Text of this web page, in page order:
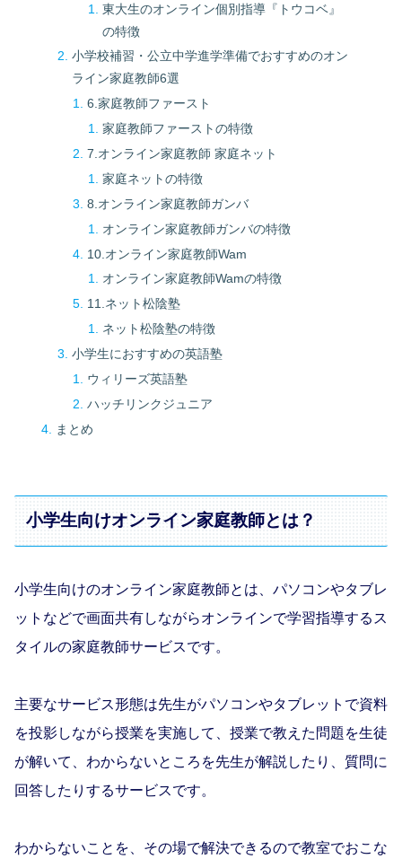
東大生のオンライン個別指導『トウコベ』
の特徴
小学校補習・公立中学進学準備でおすすめのオン
ライン家庭教師6選
6.家庭教師ファースト
家庭教師ファーストの特徴
7.オンライン家庭教師 家庭ネット
家庭ネットの特徴
8.オンライン家庭教師ガンバ
オンライン家庭教師ガンバの特徴
10.オンライン家庭教師Wam
オンライン家庭教師Wamの特徴
11.ネット松陰塾
ネット松陰塾の特徴
小学生におすすめの英語塾
ウィリーズ英語塾
ハッチリンクジュニア
まとめ
小学生向けオンライン家庭教師とは？
小学生向けのオンライン家庭教師とは、パソコンやタブレ
ットなどで画面共有しながらオンラインで学習指導するス
タイルの家庭教師サービスです。
主要なサービス形態は先生がパソコンやタブレットで資料
を投影しながら授業を実施して、授業で教えた問題を生徒
が解いて、わからないところを先生が解説したり、質問に
回答したりするサービスです。
わからないことを、その場で解決できるので教室でおこな